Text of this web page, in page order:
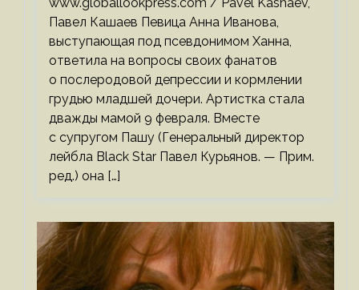
Павел Кашаев Певица Анна Иванова,
выступающая под псевдонимом Ханна,
ответила на вопросы своих фанатов
о послеродовой депрессии и кормлении
грудью младшей дочери. Артистка стала
дважды мамой 9 февраля. Вместе
с супругом Пашу (Генеральный директор
лейбла Black Star Павел Курьянов. — Прим.
ред.) она […]